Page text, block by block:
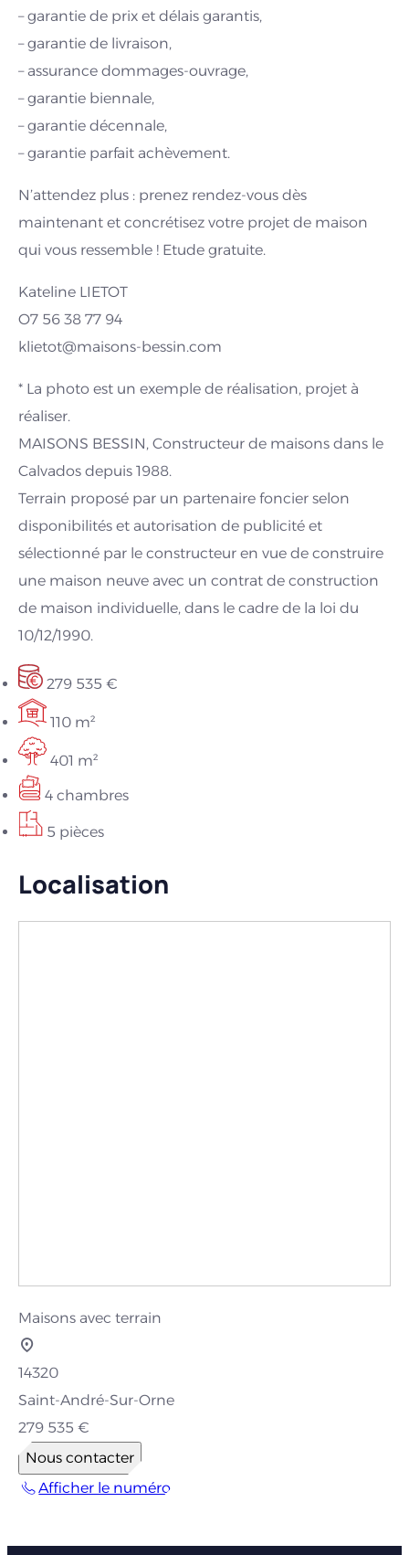
– garantie de prix et délais garantis,
– garantie de livraison,
– assurance dommages-ouvrage,
– garantie biennale,
– garantie décennale,
– garantie parfait achèvement.
N’attendez plus : prenez rendez-vous dès
maintenant et concrétisez votre projet de maison
qui vous ressemble ! Etude gratuite.
Kateline LIETOT
O7 56 38 77 94
klietot@maisons-bessin.com
* La photo est un exemple de réalisation, projet à
réaliser.
MAISONS BESSIN, Constructeur de maisons dans le
Calvados depuis 1988.
Terrain proposé par un partenaire foncier selon
disponibilités et autorisation de publicité et
sélectionné par le constructeur en vue de construire
une maison neuve avec un contrat de construction
de maison individuelle, dans le cadre de la loi du
10/12/1990.
279 535 €
110 m²
401 m²
4 chambres
5 pièces
Localisation
Maisons avec terrain
14320
Saint-André-Sur-Orne
279 535 €
Nous contacter
Afficher le numéro